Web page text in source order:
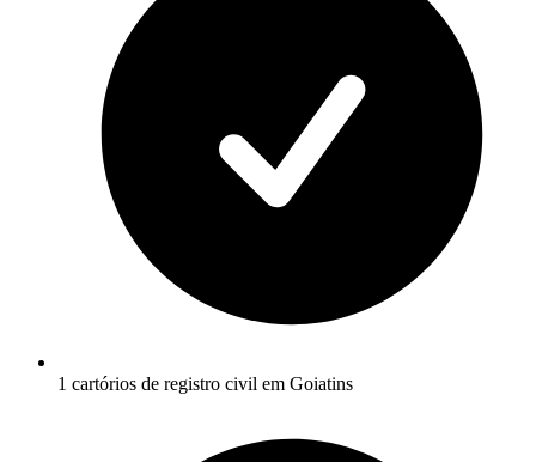
1 cartórios de registro civil em Goiatins